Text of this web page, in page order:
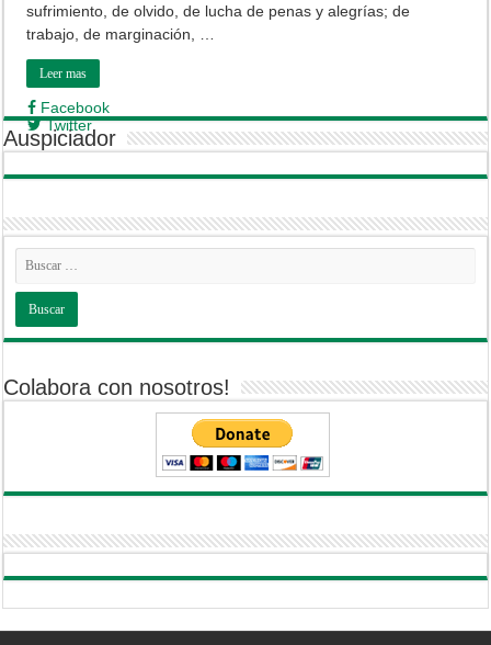
sufrimiento, de olvido, de lucha de penas y alegrías; de
trabajo, de marginación, …
Leer mas
Facebook
Twitter
Auspiciador
Colabora con nosotros!